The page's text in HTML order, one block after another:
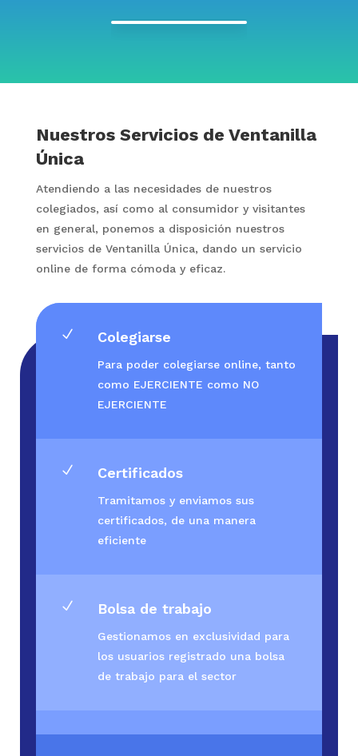
Nuestros Servicios de Ventanilla
Única
Atendiendo a las necesidades de nuestros
colegiados, así como al consumidor y visitantes
en general, ponemos a disposición nuestros
servicios de Ventanilla Única, dando un servicio
online de forma cómoda y eficaz.
N Colegiarse
Para poder colegiarse online, tanto
como EJERCIENTE como NO
EJERCIENTE
N Certificados
Tramitamos y enviamos sus
certificados, de una manera
eficiente
N Bolsa de trabajo
Gestionamos en exclusividad para
los usuarios registrado una bolsa
de trabajo para el sector